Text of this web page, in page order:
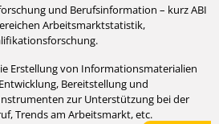
und Berufsinformation – kurz ABI
Arbeitsmarktstatistik,
Erstellung von Informationsmaterialien
Bereitstellung und
zur Unterstützung bei der
Trends am Arbeitsmarkt, etc.